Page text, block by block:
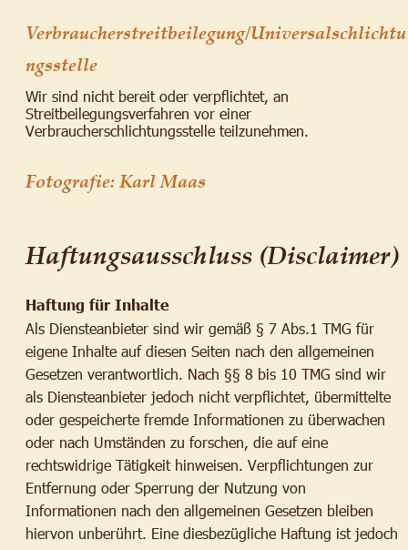
Verbraucherstreitbeilegung/Universalschlichtu
ngsstelle
Wir sind nicht bereit oder verpflichtet, an
Streitbeilegungsverfahren vor einer
Verbraucherschlichtungsstelle teilzunehmen.
Fotografie: Karl Maas
Haftungsausschluss (Disclaimer)
Haftung für Inhalte
Als Diensteanbieter sind wir gemäß § 7 Abs.1 TMG für
eigene Inhalte auf diesen Seiten nach den allgemeinen
Gesetzen verantwortlich. Nach §§ 8 bis 10 TMG sind wir
als Diensteanbieter jedoch nicht verpflichtet, übermittelte
oder gespeicherte fremde Informationen zu überwachen
oder nach Umständen zu forschen, die auf eine
rechtswidrige Tätigkeit hinweisen. Verpflichtungen zur
Entfernung oder Sperrung der Nutzung von
Informationen nach den allgemeinen Gesetzen bleiben
hiervon unberührt. Eine diesbezügliche Haftung ist jedoch